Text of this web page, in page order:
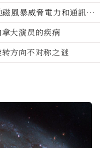
色列的进攻
風暴威脅電力和通訊基
大演员的疾病
方向不对称之谜